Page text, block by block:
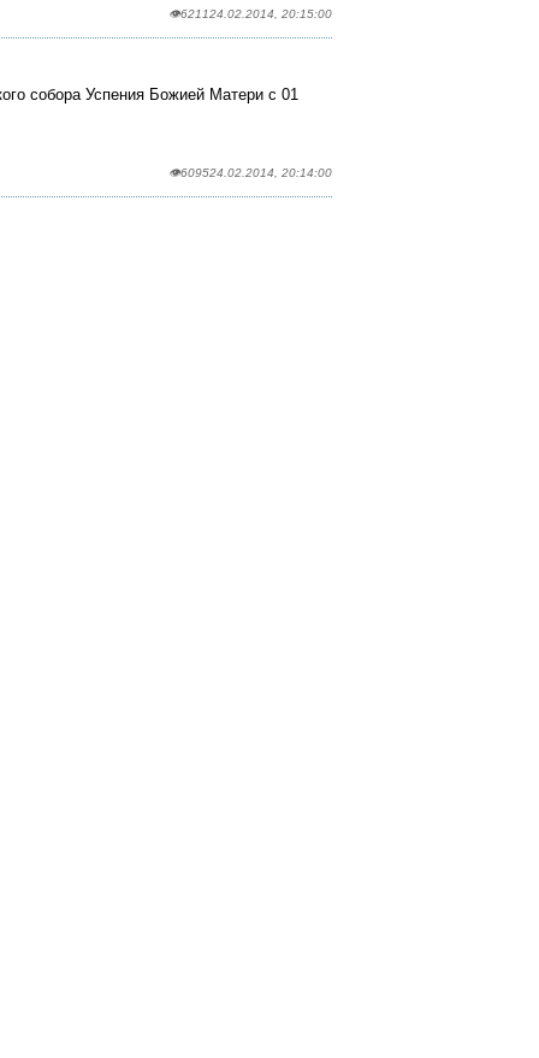
👁621124.02.2014, 20:15:00
собора Успения Божией Матери с 01
👁609524.02.2014, 20:14:00